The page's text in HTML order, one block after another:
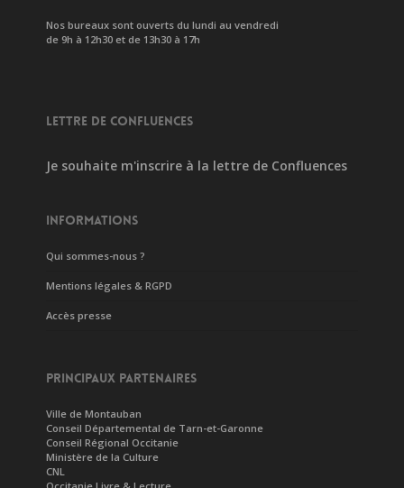
Nos bureaux sont ouverts du lundi au vendredi
de 9h à 12h30 et de 13h30 à 17h
LETTRE DE CONFLUENCES
Je souhaite m'inscrire à la lettre de Confluences
INFORMATIONS
Qui sommes-nous ?
Mentions légales & RGPD
Accès presse
PRINCIPAUX PARTENAIRES
Ville de Montauban
Conseil Départemental de Tarn-et-Garonne
Conseil Régional Occitanie
Ministère de la Culture
CNL